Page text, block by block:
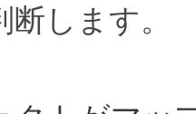
します。